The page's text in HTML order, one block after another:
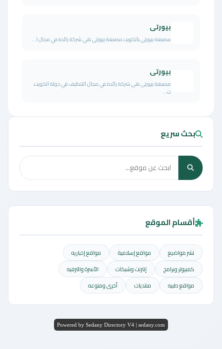
بيورتى
مصبغة بيورتى بالكويت مصبغة بيورتى هي شركة رائدة في مجال ا...
بيورتى
مصبغة بيورتى هي شركة رائدة في مجال التنظيف في دولة الكويت،
ت...
بحث سريع
أقسام الموقع
نشر مواضيع مواقع إسلامية
مواقع إخباريه
كمبيوتر وبرامج
إنترنت وشبكات
الأسرة والترفيه
مواقع طبيه
منتديات أخرى ومنوعه
Powered by Sedany Directory V4 | sedany.com